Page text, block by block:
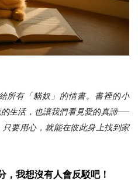
所有「貓奴」的情書。書裡的小
生活，也讓我們看見愛的真諦──
要用心，就能在彼此身上找到家
，我想沒有人會反駁吧！